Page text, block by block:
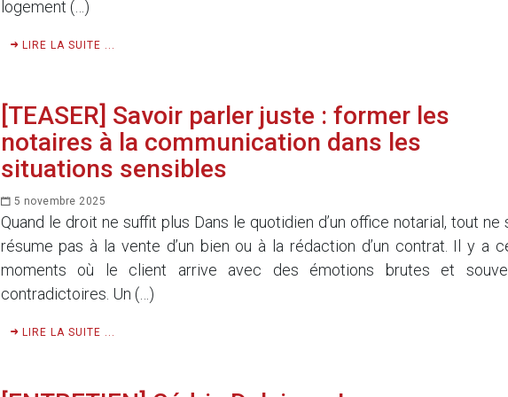
logement (…)
LIRE LA SUITE ...
[TEASER] Savoir parler juste : former les
notaires à la communication dans les
situations sensibles
5 novembre 2025
Quand le droit ne suffit plus Dans le quotidien d’un office notarial, tout ne
résume pas à la vente d’un bien ou à la rédaction d’un contrat. Il y a
moments où le client arrive avec des émotions brutes et
contradictoires. Un (…)
LIRE LA SUITE ...